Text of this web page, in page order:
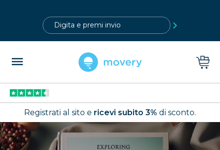
Registrati al sito e ricevi subito 3% di sconto.